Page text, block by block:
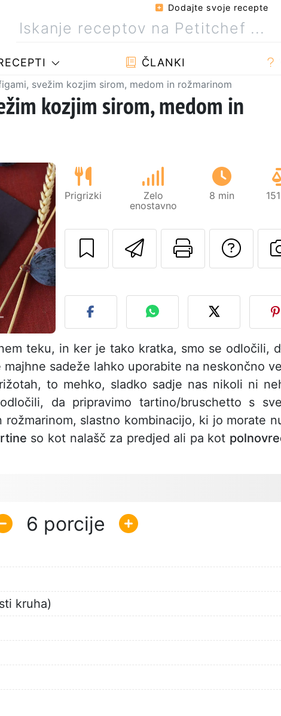
Dodajte svoje recepte
ČLANKI
svežim kozjim sirom, medom in rožmarinom
kozjim sirom, medom in
Naslednji
Prigrizki
Zelo
enostavno
8 min
Pošlji taNatisni
teku, in ker je tako kratka, smo se odločili,
sadeže lahko uporabite na neskončno
to mehko, sladko sadje nas nikoli ni
da pripravimo tartino/bruschetto s
slastno kombinacijo, ki jo morate
so kot nalašč za predjed ali pa kot
6
kruha)